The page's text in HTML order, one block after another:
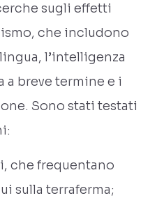
sugli effetti
che includono
l’intelligenza
a breve termine e i
Sono stati testati
che frequentano
sulla terraferma;